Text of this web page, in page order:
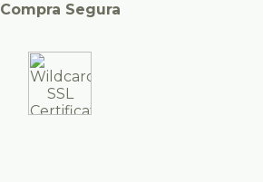
Compra Segura